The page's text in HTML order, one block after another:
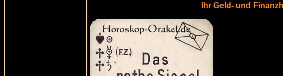
Ihr Geld- und